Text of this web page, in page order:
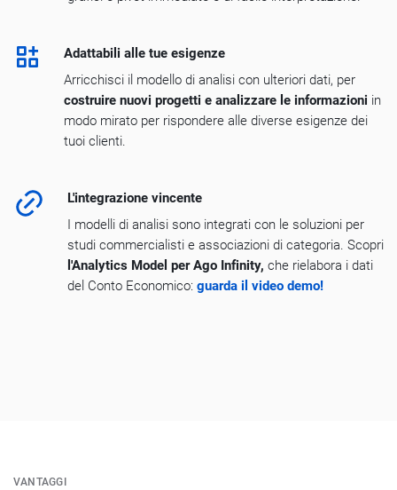
Adattabili alle tue esigenze
Arricchisci il modello di analisi con ulteriori dati, per
costruire nuovi progetti e analizzare le informazioni in
modo mirato per rispondere alle diverse esigenze dei
tuoi clienti.
L'integrazione vincente
I modelli di analisi sono integrati con le soluzioni per
studi commercialisti e associazioni di categoria. Scopri
l'Analytics Model per Ago Infinity, che rielabora i dati
del Conto Economico: guarda il video demo!
VANTAGGI